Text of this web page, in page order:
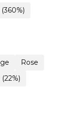
Rose